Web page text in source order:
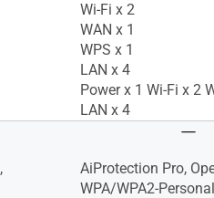
Wi-Fi x 2
WAN x 1
WPS x 1
LAN x 4
Power x 1 Wi-Fi x 2
LAN x 4
AiProtection Pro,
WPA/WPA2-